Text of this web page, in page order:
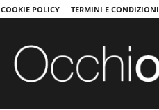
COOKIE POLICY TERMINI E CONDIZIONI